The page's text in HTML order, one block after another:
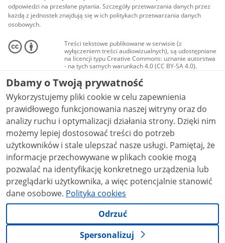
odpowiedzi na przesłane pytania. Szczegóły przetwarzania danych przez
każdą z jednostek znajdują się w ich politykach przetwarzania danych
osobowych.
Treści tekstowe publikowane w serwisie (z
wyłączeniem treści audiowizualnych), są udostępniane
na licencji typu Creative Commons: uznanie autorstwa
- na tych samych warunkach 4.0 (CC BY-SA 4.0).
Materiały audiowizualne, w tym zdjęcia, materiały
audio i wideo, są udostępniane na licencji typu
Creative Commons: uznanie autorstwa użycie
niekomercyjne - bez utworów zależnych 4.0 (CC BY-
NC-ND 4.0), o ile nie jest to stwierdzone inaczej.
Dbamy o Twoją prywatność
Wykorzystujemy pliki cookie w celu zapewnienia
prawidłowego funkcjonowania naszej witryny oraz do
analizy ruchu i optymalizacji działania strony. Dzięki nim
możemy lepiej dostosować treści do potrzeb
użytkowników i stale ulepszać nasze usługi. Pamiętaj, że
informacje przechowywane w plikach cookie mogą
pozwalać na identyfikację konkretnego urządzenia lub
przeglądarki użytkownika, a więc potencjalnie stanowić
dane osobowe. Polityka cookies
Odrzuć
Spersonalizuj